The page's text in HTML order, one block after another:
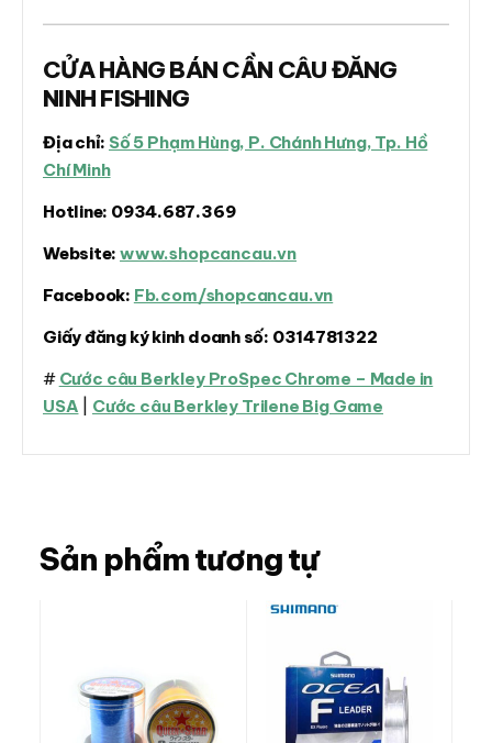
CỬA HÀNG BÁN CẦN CÂU ĐĂNG
NINH FISHING
Địa chỉ: Số 5 Phạm Hùng, P. Chánh Hưng, Tp. Hồ
Chí Minh
Hotline: 0934.687.369
Website: www.shopcancau.vn
Facebook: Fb.com/shopcancau.vn
Giấy đăng ký kinh doanh số: 0314781322
# Cước câu Berkley ProSpec Chrome – Made in
USA
Cước câu Berkley Trilene Big Game
Sản phẩm tương tự